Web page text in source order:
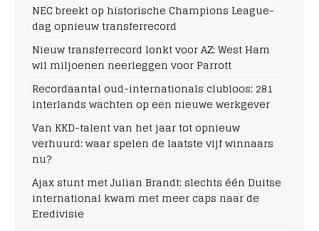
NEC breekt op historische Champions League-
dag opnieuw transferrecord
Nieuw transferrecord lonkt voor AZ: West Ham
wil miljoenen neerleggen voor Parrott
Recordaantal oud-internationals clubloos: 281
interlands wachten op een nieuwe werkgever
Van KKD-talent van het jaar tot opnieuw
verhuurd: waar spelen de laatste vijf winnaars
nu?
Ajax stunt met Julian Brandt: slechts één Duitse
international kwam met meer caps naar de
Eredivisie